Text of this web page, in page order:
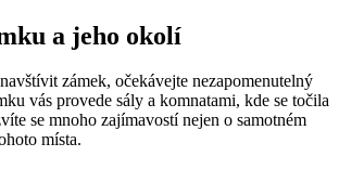
a jeho okolí
zámek, očekávejte nezapomenutelný
vás provede sály a komnatami, kde se točila
se mnoho zajímavostí nejen o samotném
místa.